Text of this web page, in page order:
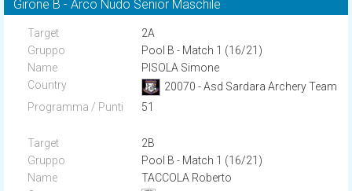
Girone B - Arco Nudo Senior Maschile
2A
Pool B - Match 1 (16/21)
PISOLA Simone
20070 - Asd Sardara Archery Team
51
2B
Pool B - Match 1 (16/21)
TACCOLA Roberto